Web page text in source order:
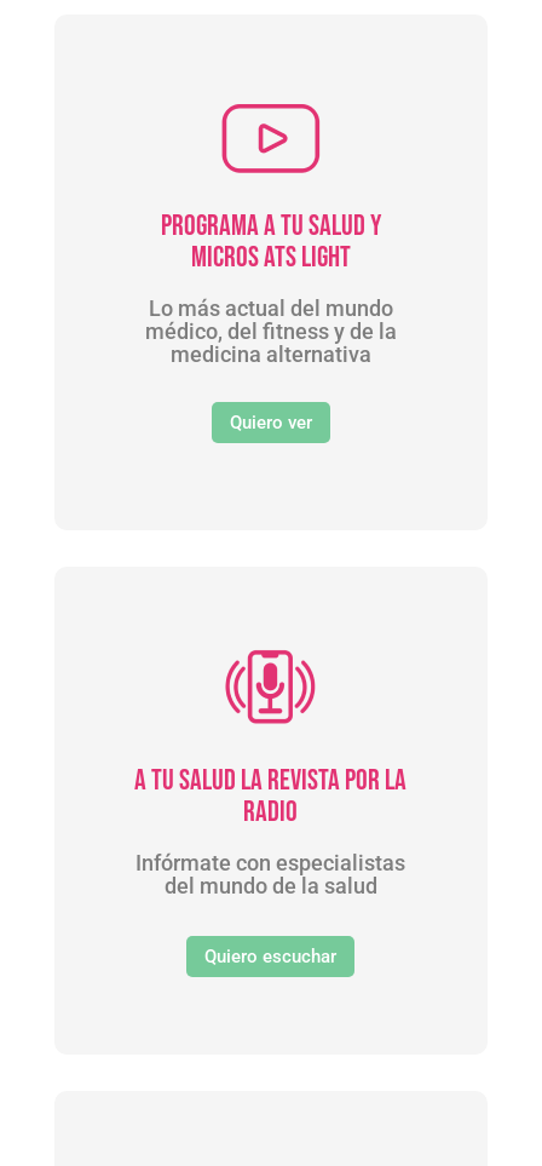
Programa A Tu Salud Y
Micros ATS Light
Lo más actual del mundo
médico, del fitness y de la
medicina alternativa
Quiero ver
A Tu Salud la Revista por La
Radio
Infórmate con especialistas
del mundo de la salud
Quiero escuchar